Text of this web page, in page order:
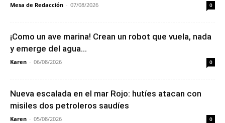
Mesa de Redacción - 07/08/2026 0
¡Como un ave marina! Crean un robot que vuela, nada
y emerge del agua...
Karen - 06/08/2026 0
Nueva escalada en el mar Rojo: hutíes atacan con
misiles dos petroleros saudíes
Karen - 05/08/2026 0